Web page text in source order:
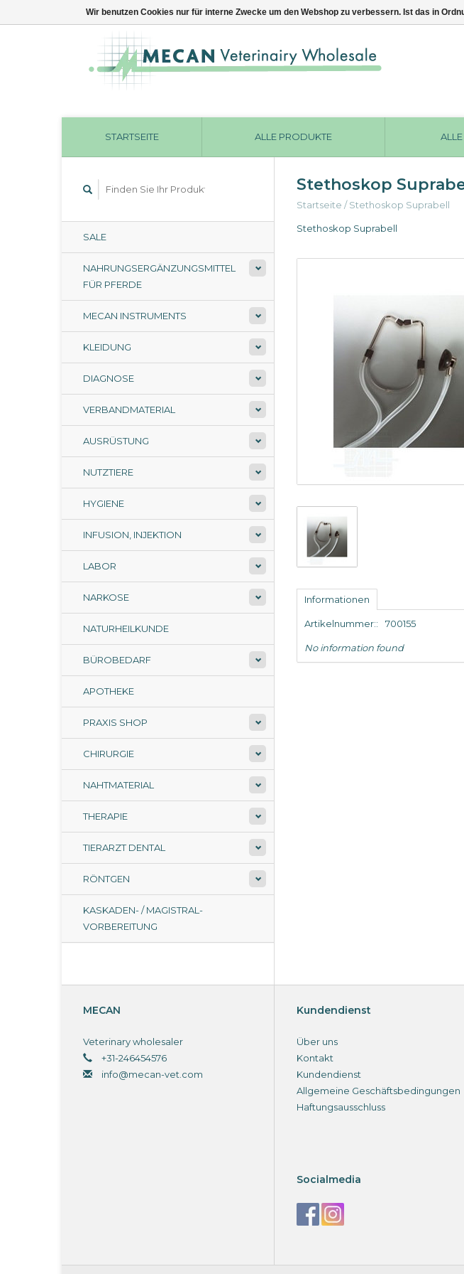
STARTSEITE ALLE PRODUKTE
SALE
NAHRUNGSERGÄNZUNGSMITTEL
FÜR PFERDE
MECAN INSTRUMENTS
KLEIDUNG
DIAGNOSE
VERBANDMATERIAL
AUSRÜSTUNG
NUTZTIERE
HYGIENE
INFUSION, INJEKTION
LABOR
NARKOSE
NATURHEILKUNDE
BÜROBEDARF
APOTHEKE
PRAXIS SHOP
CHIRURGIE
NAHTMATERIAL
THERAPIE
TIERARZT DENTAL
RÖNTGEN
KASKADEN- / MAGISTRAL-
VORBEREITUNG
Stethoskop
Startseite /Stethoskop Suprabell
Stethoskop Suprabell
Informationen
Artikelnummer:: 700155
No information found
MECAN
Veterinary wholesaler
+31-246454576
info@mecan-vet.com
Kundendienst
Über uns
Kontakt
Kundendienst
Allgemeine Geschäftsbedingungen
Haftungsausschluss
Socialmedia
Wir benutzen Cookies nur für interne Zwecke um den Webshop zu verbessern. Ist das in